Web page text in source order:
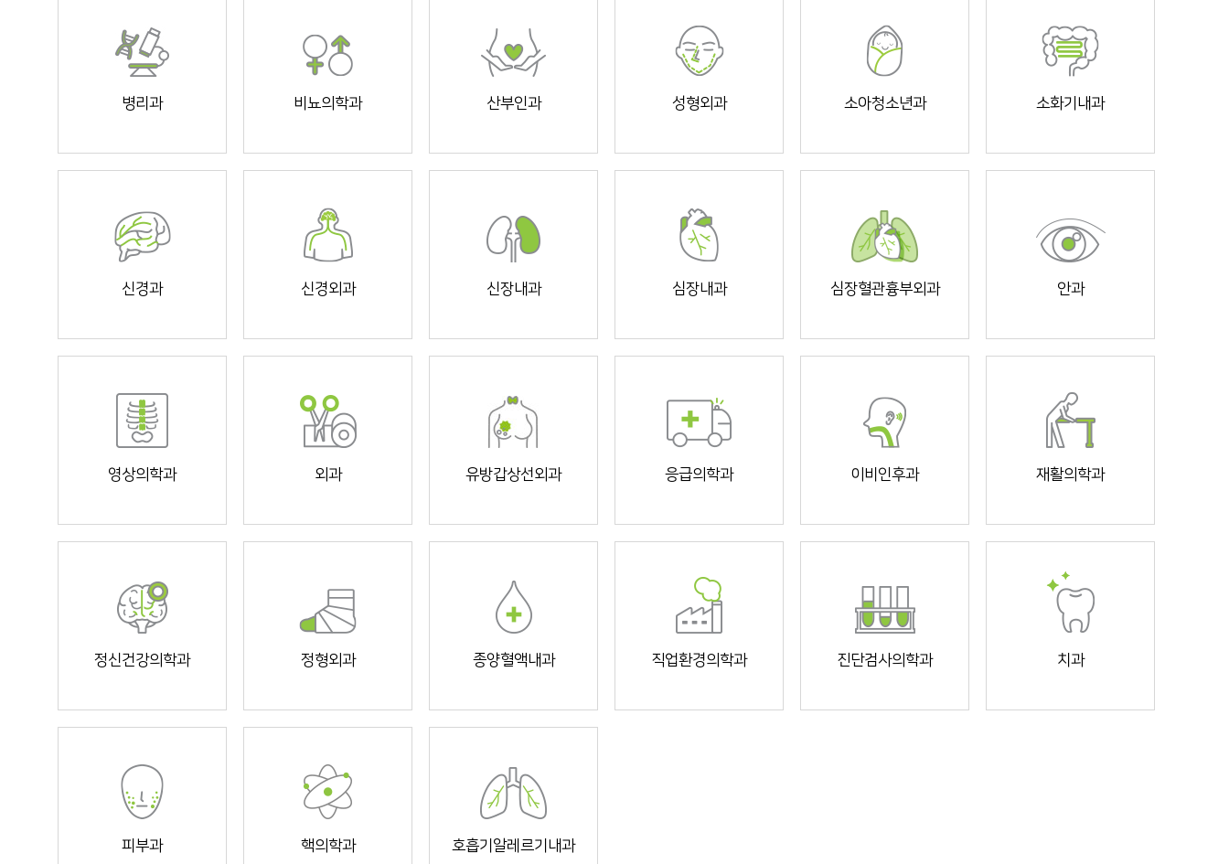
병리과 비뇨의학과 산부인과 성형외과 소아청소년과 소화기내과
신경과 신경외과 신장내과 심장내과 심장혈관흉부외과 안과
영상의학과 외과 유방갑상선외과 응급의학과 이비인후과 재활의학과
정신건강의학과 정형외과 종양혈액내과 직업환경의학과 진단검사의학과 치과
피부과 핵의학과 호흡기알레르기내과